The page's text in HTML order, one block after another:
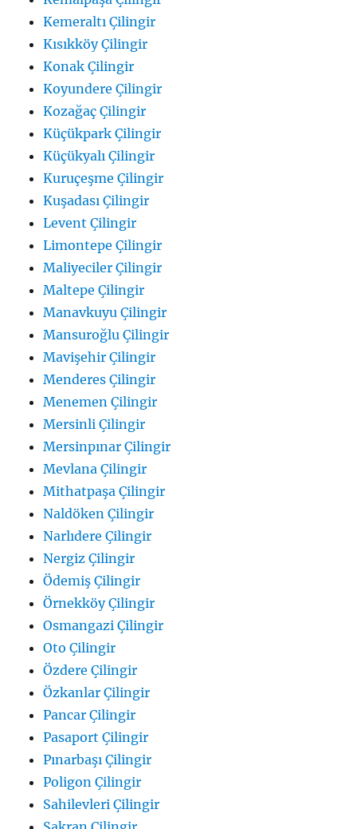
Kemeraltı Çilingir
Kısıkköy Çilingir
Konak Çilingir
Koyundere Çilingir
Kozağaç Çilingir
Küçükpark Çilingir
Küçükyalı Çilingir
Kuruçeşme Çilingir
Kuşadası Çilingir
Levent Çilingir
Limontepe Çilingir
Maliyeciler Çilingir
Maltepe Çilingir
Manavkuyu Çilingir
Mansuroğlu Çilingir
Mavişehir Çilingir
Menderes Çilingir
Menemen Çilingir
Mersinli Çilingir
Mersinpınar Çilingir
Mevlana Çilingir
Mithatpaşa Çilingir
Naldöken Çilingir
Narlıdere Çilingir
Nergiz Çilingir
Ödemiş Çilingir
Örnekköy Çilingir
Osmangazi Çilingir
Oto Çilingir
Özdere Çilingir
Özkanlar Çilingir
Pancar Çilingir
Pasaport Çilingir
Pınarbaşı Çilingir
Poligon Çilingir
Sahilevleri Çilingir